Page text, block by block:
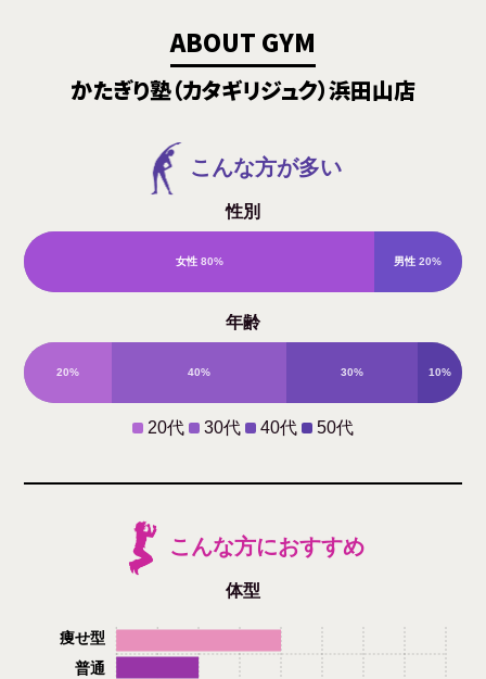
ABOUT GYM
かたぎり塾（カタギリジュク）浜田山店
こんな方が多い
性別
女性 80% 男性 20%
年齢
20% 40% 30% 10%
20代 30代 40代 50代
こんな方におすすめ
体型
普通
痩せ型